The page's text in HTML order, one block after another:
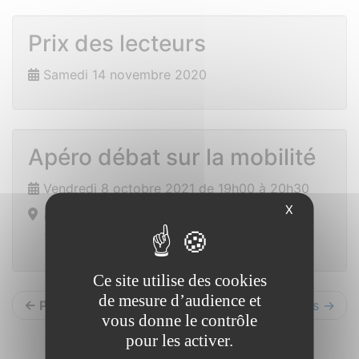
Prix des lecteurs
Samedi 14 novembre 2020
Apéro débat sur la mobilité
Vendredi 8 octobre 2021 de 19h00 à 20h30
19 rue de Redon 56350 ALLAIRE
← Précédents Suivants →
X
Ce site utilise des cookies
de mesure d’audience et
vous donne le contrôle
pour les activer.